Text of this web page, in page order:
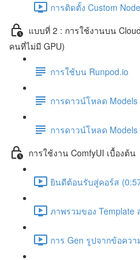
การติดตั้ง Custom
แบบที่ 2 : การใช้งานบน
คนที่ไม่มี GPU)
การใช้บน Runpod.io
การดาวน์โหลด Models
การดาวน์โหลด Models
การใช้งาน ComfyUI เบื้องต้น
ยินดีต้อนรับสู่คอร์ส
ภาพรวมของ Template
การ Gen รูปจากข้อควา